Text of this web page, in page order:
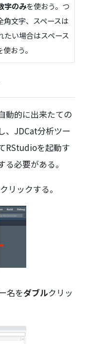
字のみを使おう。つ
角文字、スペースは
たい場合はスペース
使おう。
動的に出来たての
、JDCat分析ツー
RStudioを起動す
必要がある。
ックする。
名をダブルクリッ